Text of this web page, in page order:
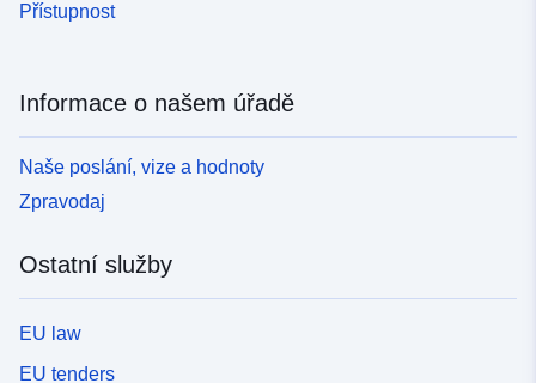
Přístupnost
Informace o našem úřadě
Naše poslání, vize a hodnoty
Zpravodaj
Ostatní služby
EU law
EU tenders